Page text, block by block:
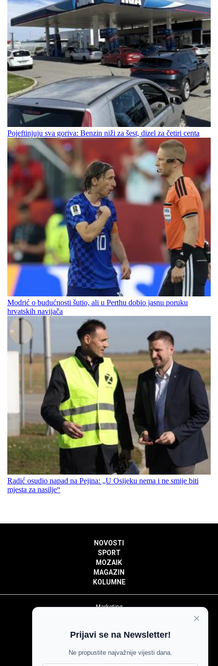
Pojeftinjuju sva goriva: Benzin niži za šest, dizel za četiri centa
Modrić o budućnosti šutio, ali u Perthu dobio jasnu poruku
hrvatskih navijača
Radić osudio napad na Pejina: „U Osijeku nema i ne smije biti
mjesta za nasilje“
NOVOSTI
SPORT
MOZAIK
MAGAZIN
KOLUMNE
Marketing
Impressum
Pravila komentiranja
×
Prijavi se na Newsletter!
Ne propustite najvažnije vijesti dana.